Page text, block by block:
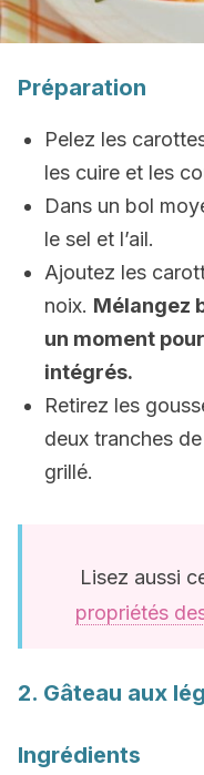
Préparation
Pelez les
les cuire et les
Dans un bol
le sel et l’ail.
Ajoutez les
noix. Mélangez
un moment
intégrés.
Retirez les
deux tranches
grillé.
Lisez aussi
propriétés
2. Gâteau aux
Ingrédients